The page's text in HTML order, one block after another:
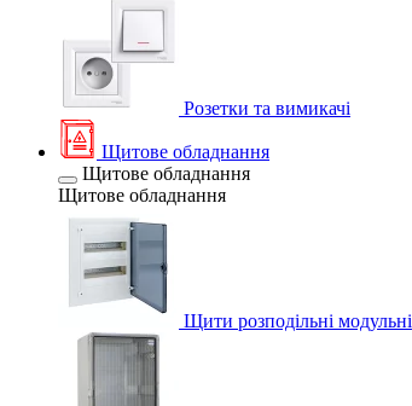
Розетки та вимикачі
Щитове обладнання
Щитове обладнання
Щитове обладнання
Щити розподільні модульні